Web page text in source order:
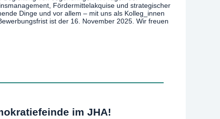
Fördermittelakquise und strategischer
Dinge und vor allem – mit uns als Kolleg_innen
ist der 16. November 2025. Wir freuen
im JHA!